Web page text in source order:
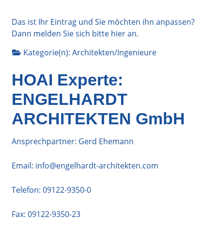
Das ist Ihr Eintrag und Sie möchten ihn anpassen?
Dann melden Sie sich bitte hieran.
Kategorie(n): Architekten/Ingenieure
HOAI Experte:
ENGELHARDT
ARCHITEKTEN GmbH
Ansprechpartner: Gerd Ehemann
Email: info@engelhardt-architekten.com
Telefon: 09122-9350-0
Fax: 09122-9350-23